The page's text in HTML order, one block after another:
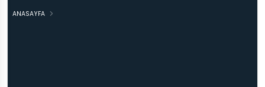
ANASAYFA